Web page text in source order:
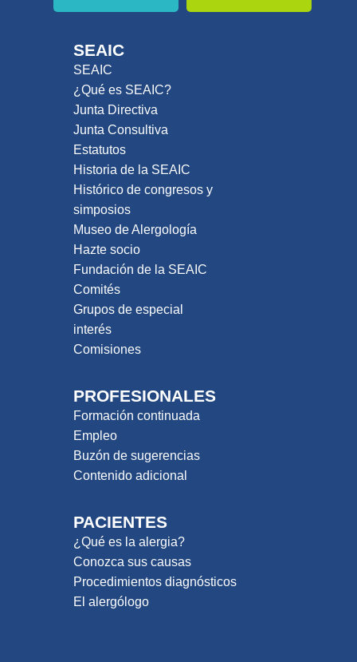
SEAIC
SEAIC
¿Qué es SEAIC?
Junta Directiva
Junta Consultiva
Estatutos
Historia de la SEAIC
Histórico de congresos y
simposios
Museo de Alergología
Hazte socio
Fundación de la SEAIC
Comités
Grupos de especial
interés
Comisiones
PROFESIONALES
Formación continuada
Empleo
Buzón de sugerencias
Contenido adicional
PACIENTES
¿Qué es la alergia?
Conozca sus causas
Procedimientos diagnósticos
El alergólogo